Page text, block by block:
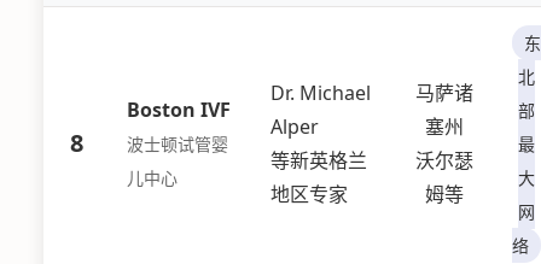
8
Boston IVF
波士顿试管婴
儿中心
Dr. Michael
Alper
等新英格兰
地区专家
马萨诸
塞州
沃尔瑟
姆等
东
北
部
最
大
网
络